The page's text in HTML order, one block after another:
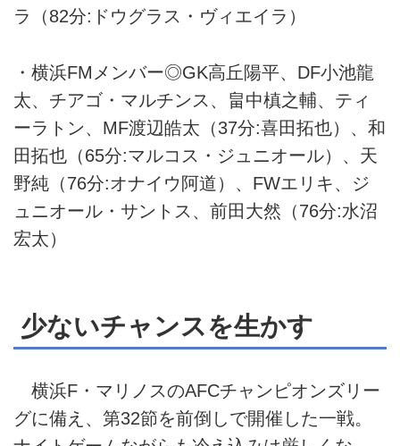
ラ（82分:ドウグラス・ヴィエイラ）
・横浜FMメンバー◎GK高丘陽平、DF小池龍
太、チアゴ・マルチンス、畠中槙之輔、ティ
ーラトン、MF渡辺皓太（37分:喜田拓也）、和
田拓也（65分:マルコス・ジュニオール）、天
野純（76分:オナイウ阿道）、FWエリキ、ジ
ュニオール・サントス、前田大然（76分:水沼
宏太）
少ないチャンスを生かす
横浜F・マリノスのAFCチャンピオンズリー
グに備え、第32節を前倒しで開催した一戦。